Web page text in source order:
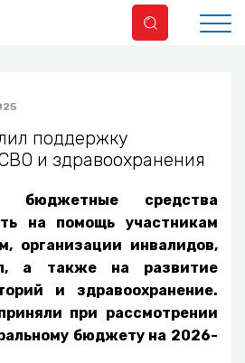
поддержку
и здравоохранения
бюджетные средства
на помощь участникам
организации инвалидов,
а также на развитие
и здравоохранение.
при рассмотрении
бюджету на 2026-